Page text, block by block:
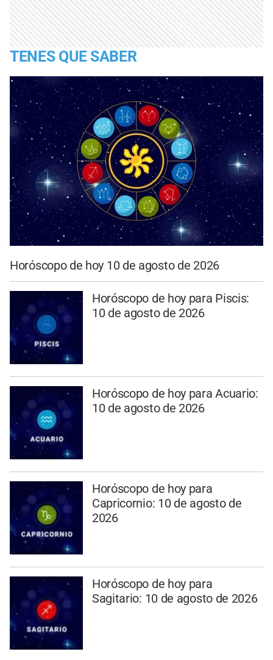
TENES QUE SABER
Horóscopo de hoy 10 de agosto de 2026
Horóscopo de hoy para Piscis:
10 de agosto de 2026
Horóscopo de hoy para Acuario:
10 de agosto de 2026
Horóscopo de hoy para
Capricornio: 10 de agosto de
2026
Horóscopo de hoy para
Sagitario: 10 de agosto de 2026